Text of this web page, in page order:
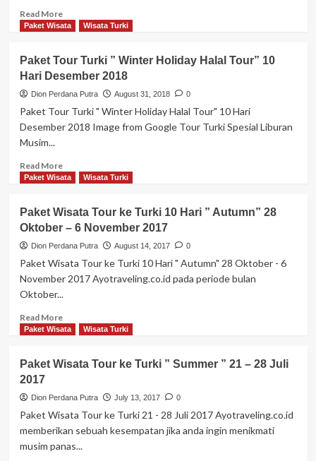
Hanya
18
Read MoreRead
more
Wisata
Tour
OPEN
TRIP
BAJO
Paket Wisata Wisata Turki
Paket Tour Turki ” Winter Holiday Halal Tour” 10
Hari Desember 2018
Dion Perdana Putra August 31, 2018 0
Paket Tour Turki " Winter Holiday Halal Tour" 10 Hari
Desember 2018 Image from Google Tour Turki Spesial Liburan
Musim...
Read MoreRead
more
Tour
Turki
”
Winter
Halal
Tour”
Hari
Desember
Paket Wisata Wisata Turki
Paket Wisata Tour ke Turki 10 Hari ” Autumn” 28
Oktober – 6 November 2017
Dion Perdana Putra August 14, 2017 0
Paket Wisata Tour ke Turki 10 Hari " Autumn" 28 Oktober - 6
November 2017 Ayotraveling.co.id pada periode bulan
Oktober...
Read MoreRead
more
Wisata
ke
Turki
Hari
”
Paket Wisata Wisata Turki
Paket Wisata Tour ke Turki ” Summer ” 21 – 28 Juli
2017
Dion Perdana Putra July 13, 2017 0
Paket Wisata Tour ke Turki 21 - 28 Juli 2017 Ayotraveling.co.id
memberikan sebuah kesempatan jika anda ingin menikmati
musim panas...